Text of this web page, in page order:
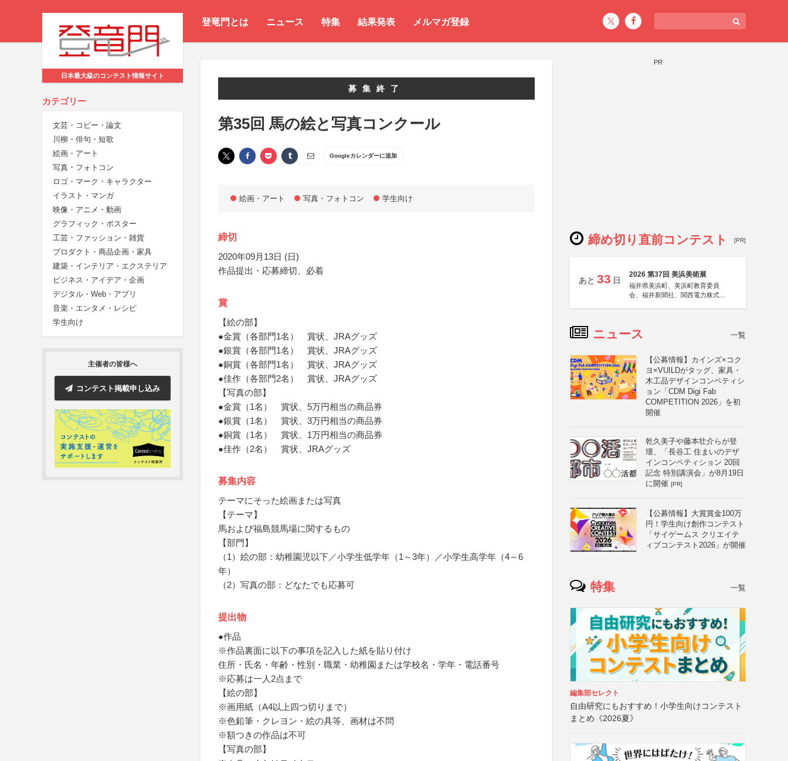
登竜門とは ニュース 特集 結果発表 メルマガ登録
日本最大級のコンテスト情報サイト
カテゴリー
文芸・コピー・論文
川柳・俳句・短歌
絵画・アート
写真・フォトコン
ロゴ・マーク・キャラクター
イラスト・マンガ
映像・アニメ・動画
グラフィック・ポスター
工芸・ファッション・雑貨
プロダクト・商品企画・家具
建築・インテリア・エクステリア
ビジネス・アイデア・企画
デジタル・Web・アプリ
音楽・エンタメ・レシピ
学生向け
主催者の皆様へ
コンテスト掲載申し込み
募集終了
第35回 馬の絵と写真コンクール
Googleカレンダーに追加
絵画・アート 写真・フォトコン 学生向け
締切
2020年09月13日 (日)
作品提出・応募締切、必着
賞
【絵の部】
●金賞（各部門1名） 賞状、JRAグッズ
●銀賞（各部門1名） 賞状、JRAグッズ
●銅賞（各部門1名） 賞状、JRAグッズ
●佳作（各部門2名） 賞状、JRAグッズ
【写真の部】
●金賞（1名） 賞状、5万円相当の商品券
●銀賞（1名） 賞状、3万円相当の商品券
●銅賞（1名） 賞状、1万円相当の商品券
●佳作（2名） 賞状、JRAグッズ
募集内容
テーマにそった絵画または写真
【テーマ】
馬および福島競馬場に関するもの
【部門】
（1）絵の部：幼稚園児以下／小学生低学年（1～3年）／小学生高学年（4～6
年）
（2）写真の部：どなたでも応募可
提出物
●作品
※作品裏面に以下の事項を記入した紙を貼り付け
住所・氏名・年齢・性別・職業・幼稚園または学校名・学年・電話番号
※応募は一人2点まで
【絵の部】
※画用紙（A4以上四つ切りまで）
※色鉛筆・クレヨン・絵の具等、画材は不問
※額つきの作品は不可
【写真の部】
PR
締め切り直前コンテスト [PR]
あと 33 日
2026 第37回 美浜美術展
福井県美浜町、美浜町教育委員
会、福井新聞社、関西電力株式会
ニュース 一覧
【公募情報】カインズ×コク
ヨ×VUILDがタッグ、家具・
木工品デザインコンペティシ
ョン「CDM Digi Fab
COMPETITION 2026」を初
開催
乾久美子や藤本壮介らが登
壇、「長谷工 住まいのデザ
インコンペティション 20回
記念 特別講演会」が8月19日
に開催 [PR]
【公募情報】大賞賞金100万
円！学生向け創作コンテスト
「サイゲームス クリエイテ
ィブコンテスト2026」が開催
特集 一覧
編集部セレクト
自由研究にもおすすめ！小学生向けコンテスト
まとめ《2026夏》